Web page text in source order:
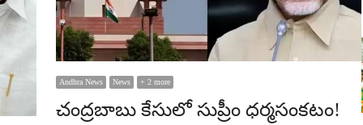
Andhra News News + 2 more
చంద్ర‌బాబు కేసులో సుప్రీం ధ‌ర్మ‌సంక‌టం!